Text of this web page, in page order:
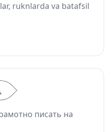
ruknlarda va batafsil
писать на